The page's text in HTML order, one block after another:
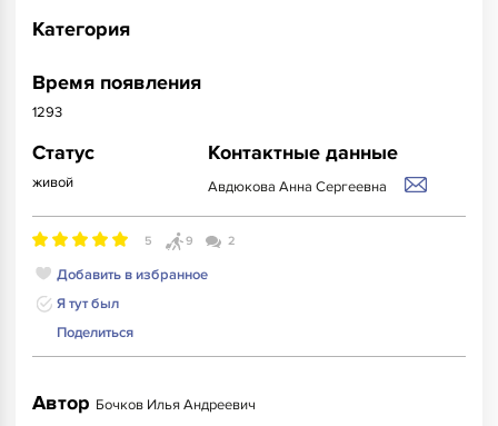
Категория
Время появления
1293
Статус
живой
Контактные данные
Авдюкова Анна Сергеевна
5 9 2
Добавить в избранное
Я тут был
Поделиться
Автор Бочков Илья Андреевич